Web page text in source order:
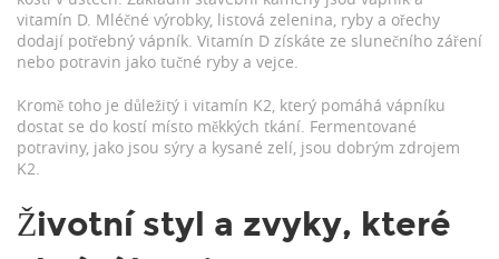
vitamín D. Mléčné výrobky, listová zelenina, ryby a ořechy
dodají potřebný vápník. Vitamín D získáte ze slunečního záření
nebo potravin jako tučné ryby a vejce.
Kromě toho je důležitý i vitamín K2, který pomáhá vápníku
dostat se do kostí místo měkkých tkání. Fermentované
potraviny, jako jsou sýry a kysané zelí, jsou dobrým zdrojem
K2.
Životní styl a zvyky, které